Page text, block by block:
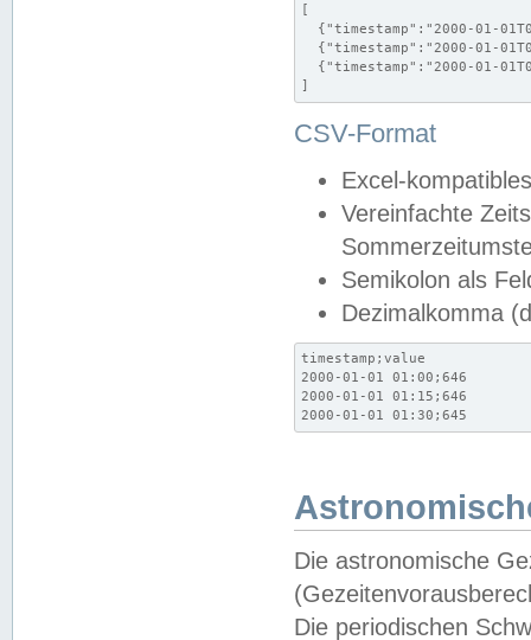
[
{"timestamp":"2000-01-
{"timestamp":"2000-01-
{"timestamp":"2000-01-
]
CSV-Format
Excel-
Vereinfachte
Semikolon als
Dezimalkomma
timestamp;value
2000-01-01 01:00;646
2000-01-01 01:15;646
2000-01-01 01:30;645
Die astronomische
Die periodischen